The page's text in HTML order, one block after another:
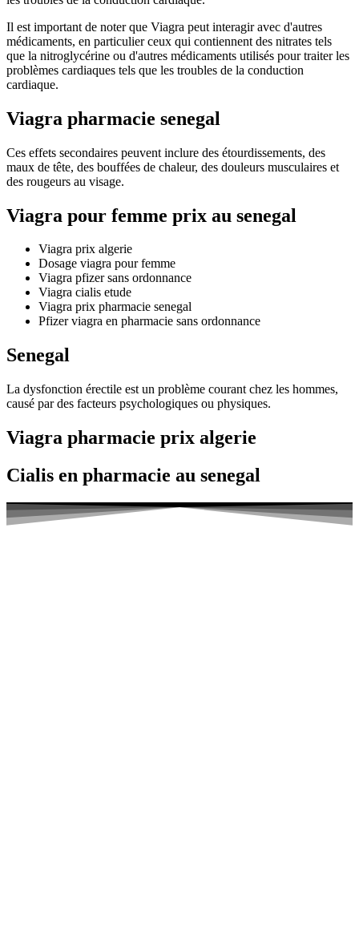
Il est important de noter que Viagra peut interagir avec d'autres
médicaments, en particulier ceux qui contiennent des nitrates tels
que la nitroglycérine ou d'autres médicaments utilisés pour traiter les
problèmes cardiaques tels que les troubles de la conduction
cardiaque.
Viagra pharmacie senegal
Ces effets secondaires peuvent inclure des étourdissements, des
maux de tête, des bouffées de chaleur, des douleurs musculaires et
des rougeurs au visage.
Viagra pour femme prix au senegal
Viagra prix algerie
Dosage viagra pour femme
Viagra pfizer sans ordonnance
Viagra cialis etude
Viagra prix pharmacie senegal
Pfizer viagra en pharmacie sans ordonnance
Senegal
La dysfonction érectile est un problème courant chez les hommes,
causé par des facteurs psychologiques ou physiques.
Viagra pharmacie prix algerie
Cialis en pharmacie au senegal